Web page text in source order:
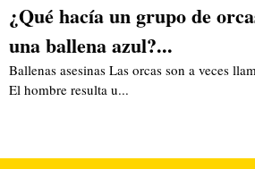
¿Qué hacía un grupo de
una ballena azul?...
Ballenas asesinas Las orcas son a veces
El hombre resulta u...